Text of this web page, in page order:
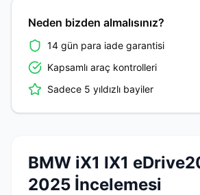
Neden bizden almalısınız?
14 gün para iade garantisi
Kapsamlı araç kontrolleri
Sadece 5 yıldızlı bayiler
BMW iX1 IX1
2025 İncelemesi